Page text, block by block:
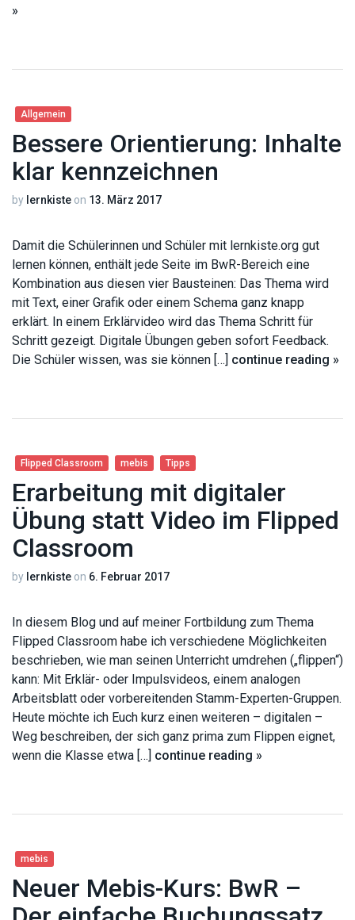
»
Allgemein
Bessere Orientierung: Inhalte
klar kennzeichnen
by lernkiste on 13. März 2017
Damit die Schülerinnen und Schüler mit lernkiste.org gut
lernen können, enthält jede Seite im BwR-Bereich eine
Kombination aus diesen vier Bausteinen: Das Thema wird
mit Text, einer Grafik oder einem Schema ganz knapp
erklärt. In einem Erklärvideo wird das Thema Schritt für
Schritt gezeigt. Digitale Übungen geben sofort Feedback.
Die Schüler wissen, was sie können […] continue reading »
Flipped Classroom mebis Tipps
Erarbeitung mit digitaler
Übung statt Video im Flipped
Classroom
by lernkiste on 6. Februar 2017
In diesem Blog und auf meiner Fortbildung zum Thema
Flipped Classroom habe ich verschiedene Möglichkeiten
beschrieben, wie man seinen Unterricht umdrehen („flippen“)
kann: Mit Erklär- oder Impulsvideos, einem analogen
Arbeitsblatt oder vorbereitenden Stamm-Experten-Gruppen.
Heute möchte ich Euch kurz einen weiteren – digitalen –
Weg beschreiben, der sich ganz prima zum Flippen eignet,
wenn die Klasse etwa […] continue reading »
mebis
Neuer Mebis-Kurs: BwR –